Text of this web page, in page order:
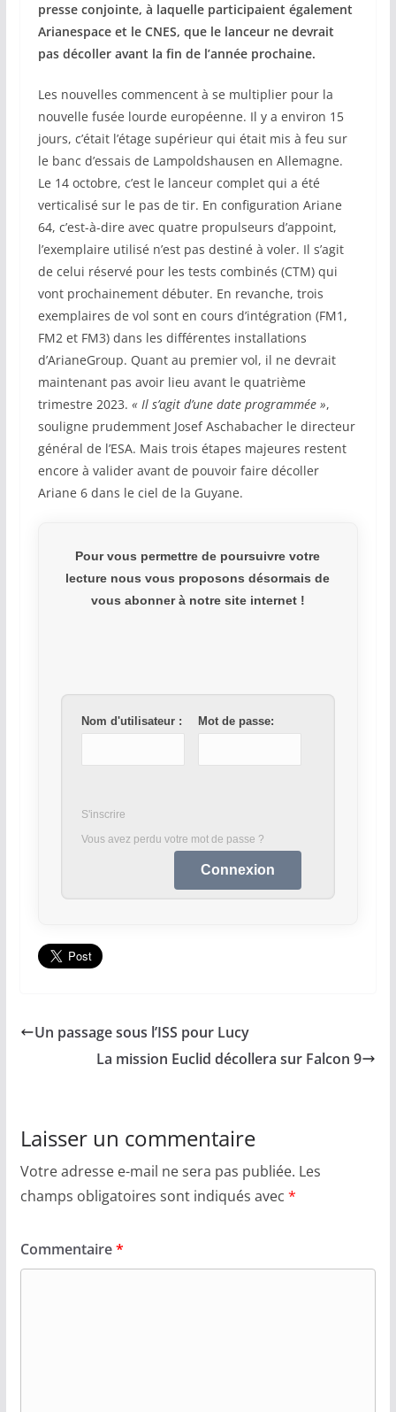
presse conjointe, à laquelle participaient également
Arianespace et le CNES, que le lanceur ne devrait
pas décoller avant la fin de l’année prochaine.
Les nouvelles commencent à se multiplier pour la
nouvelle fusée lourde européenne. Il y a environ 15
jours, c’était l’étage supérieur qui était mis à feu sur
le banc d’essais de Lampoldshausen en Allemagne.
Le 14 octobre, c’est le lanceur complet qui a été
verticalisé sur le pas de tir. En configuration Ariane
64, c’est-à-dire avec quatre propulseurs d’appoint,
l’exemplaire utilisé n’est pas destiné à voler. Il s’agit
de celui réservé pour les tests combinés (CTM) qui
vont prochainement débuter. En revanche, trois
exemplaires de vol sont en cours d’intégration (FM1,
FM2 et FM3) dans les différentes installations
d’ArianeGroup. Quant au premier vol, il ne devrait
maintenant pas avoir lieu avant le quatrième
trimestre 2023. « Il s’agit d’une date programmée »,
souligne prudemment Josef Aschabacher le directeur
général de l’ESA. Mais trois étapes majeures restent
encore à valider avant de pouvoir faire décoller
Ariane 6 dans le ciel de la Guyane.
Pour vous permettre de poursuivre votre
lecture nous vous proposons désormais de
vous abonner à notre site internet !
Nom d'utilisateur : Mot de passe:
S'inscrire
Vous avez perdu votre mot de passe ?
Un passage sous l’ISS pour Lucy
La mission Euclid décollera sur Falcon 9
Laisser un commentaire
Votre adresse e-mail ne sera pas publiée. Les
champs obligatoires sont indiqués avec *
Commentaire*